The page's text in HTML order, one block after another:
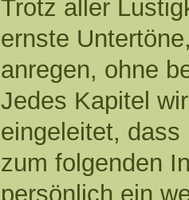
Trotz aller
ernste
anregen, ohne
Jedes Kapitel
eingeleitet, dass
zum folgenden
persönlich ein